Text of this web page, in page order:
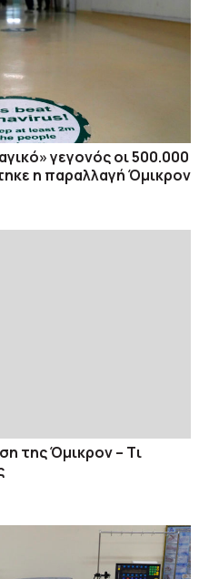
γεγονός οι 500.000
η παραλλαγή Όμικρον
της Όμικρον – Tι